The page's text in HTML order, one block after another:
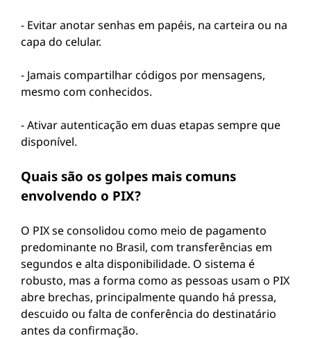
- Evitar anotar senhas em papéis, na carteira ou na
capa do celular.
- Jamais compartilhar códigos por mensagens,
mesmo com conhecidos.
- Ativar autenticação em duas etapas sempre que
disponível.
Quais são os golpes mais comuns
envolvendo o PIX?
O PIX se consolidou como meio de pagamento
predominante no Brasil, com transferências em
segundos e alta disponibilidade. O sistema é
robusto, mas a forma como as pessoas usam o PIX
abre brechas, principalmente quando há pressa,
descuido ou falta de conferência do destinatário
antes da confirmação.